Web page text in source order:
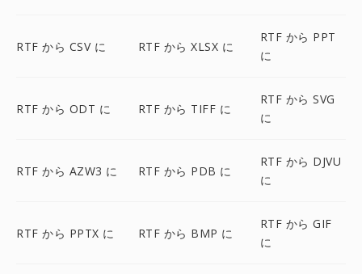
RTF から CSV に RTF から XLSX に
RTF から PPT
に
RTF から ODT に RTF から TIFF に
RTF から SVG
に
RTF から AZW3 に RTF から PDB に
RTF から DJVU
に
RTF から PPTX に RTF から BMP に
RTF から GIF
に